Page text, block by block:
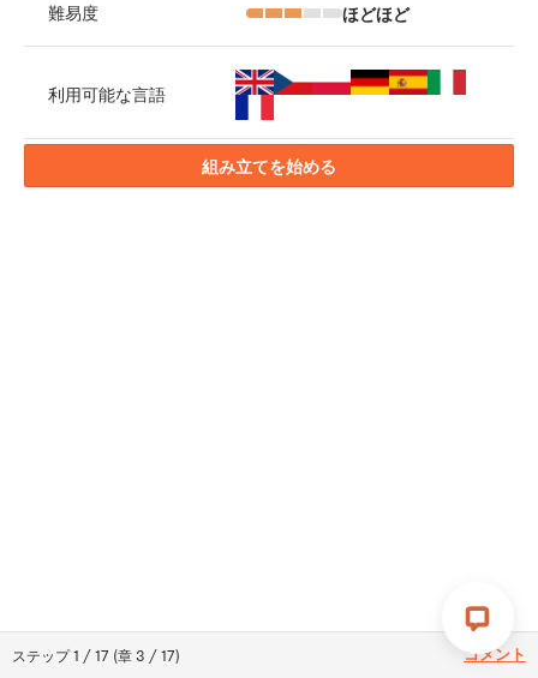
ステップ1 /17 (章3 /17) コメント
難易度 ほどほど
利用可能な言語
組み立てを始める